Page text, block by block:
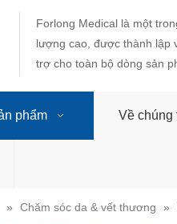
Forlong Medical là một
lượng cao, được thành lập
trợ cho toàn bộ dòng sản
phẩm Về chúng
» Chăm sóc da & vết thương »